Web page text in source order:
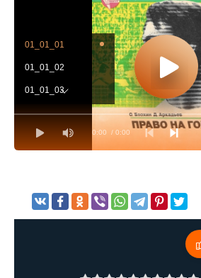
0:00 / 0:00
01_01_01
01_01_02
01_01_03
01_01_04
01_01_05
01_01_08